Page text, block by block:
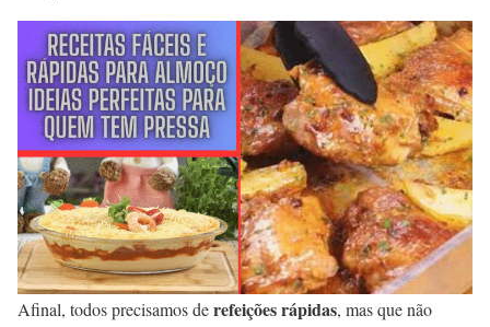
Afinal, todos precisamos derefeições rápidas, mas que não